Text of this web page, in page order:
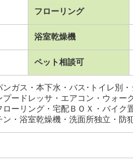
フローリング
浴室乾燥機
ペット相談可
ンガス・本下水・バス･トイレ別
ードレッサ・エアコン・ウォー
ローリング・宅配ＢＯＸ・バイク
ン・浴室乾燥機・洗面所独立・防